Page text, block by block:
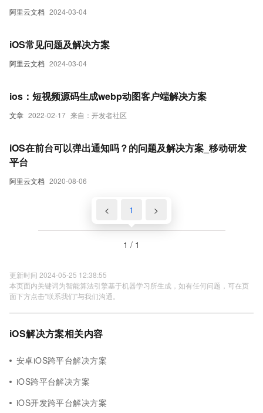
阿里云文档 2024-03-04
阿里云文档 2024-03-04
iOS常见问题及解决方案
文章 2022-02-17 来自：开发者社区
ios：短视频源码生成webp动图客户端解决方案
阿里云文档 2020-08-06
iOS在前台可以弹出通知吗？的问题及解决方案_移动研发
平台
< 1 >
1 / 1
更新时间 2024-05-25 12:38:55
本页面内关键词为智能算法引擎基于机器学习所生成，如有任何问题，可在页
面下方点击"联系我们"与我们沟通。
iOS解决方案相关内容
安卓iOS跨平台解决方案
iOS跨平台解决方案
iOS开发跨平台解决方案